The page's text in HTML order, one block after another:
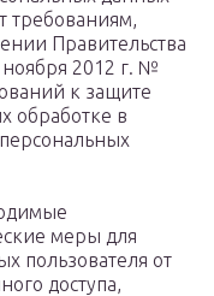
требованиям,
Правительства
2012 г. №
к защите
обработке в
меры для
пользователя от
доступа,